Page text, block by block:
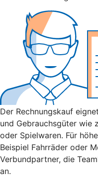
Der Rechnungskauf
und Gebrauchsgüter wie
oder Spielwaren. Für
Beispiel Fahrräder oder
Verbundpartner, die
an.